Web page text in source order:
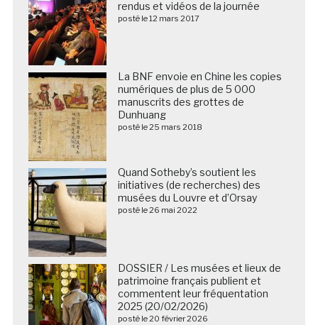
rendus et vidéos de la journée
posté le 12 mars 2017
La BNF envoie en Chine les copies
numériques de plus de 5 000
manuscrits des grottes de
Dunhuang
posté le 25 mars 2018
Quand Sotheby’s soutient les
initiatives (de recherches) des
musées du Louvre et d’Orsay
posté le 26 mai 2022
DOSSIER / Les musées et lieux de
patrimoine français publient et
commentent leur fréquentation
2025 (20/02/2026)
posté le 20 février 2026